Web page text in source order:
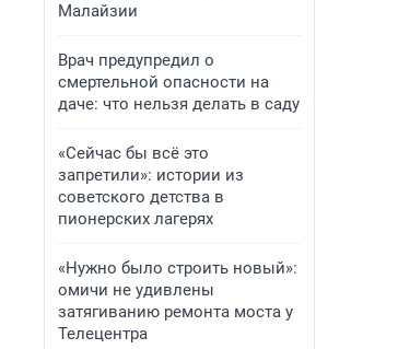
Малайзии
Врач предупредил о
смертельной опасности на
даче: что нельзя делать в саду
«Сейчас бы всё это
запретили»: истории из
советского детства в
пионерских лагерях
«Нужно было строить новый»:
омичи не удивлены
затягиванию ремонта моста у
Телецентра